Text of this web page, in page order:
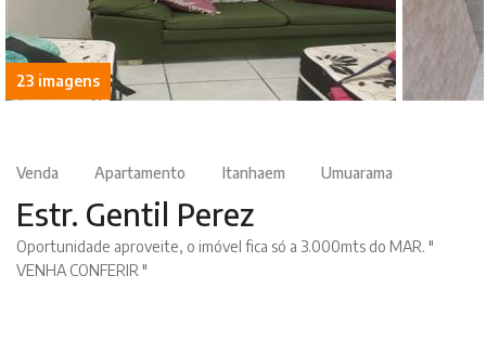
23 imagens
Venda Apartamento Itanhaem Umuarama
Estr. Gentil Perez
Oportunidade aproveite, o imóvel fica só a 3.000mts do MAR. "
VENHA CONFERIR "